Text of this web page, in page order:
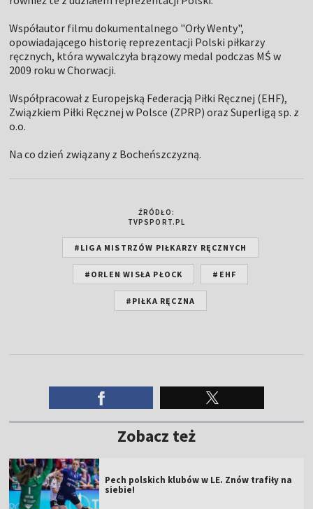
Współautor filmu dokumentalnego "Orły Wenty",
opowiadającego historię reprezentacji Polski piłkarzy
ręcznych, która wywalczyła brązowy medal podczas MŚ w
2009 roku w Chorwacji.
Współpracował z Europejską Federacją Piłki Ręcznej (EHF),
Związkiem Piłki Ręcznej w Polsce (ZPRP) oraz Superligą sp. z
o.o.
Na co dzień związany z Bocheńszczyzną.
ŹRÓDŁO:
TVPSPORT.PL
#LIGA MISTRZÓW PIŁKARZY RĘCZNYCH
#ORLEN WISŁA PŁOCK #EHF
#PIŁKA RĘCZNA
Zobacz też
Pech polskich klubów w LE. Znów trafiły na
siebie!